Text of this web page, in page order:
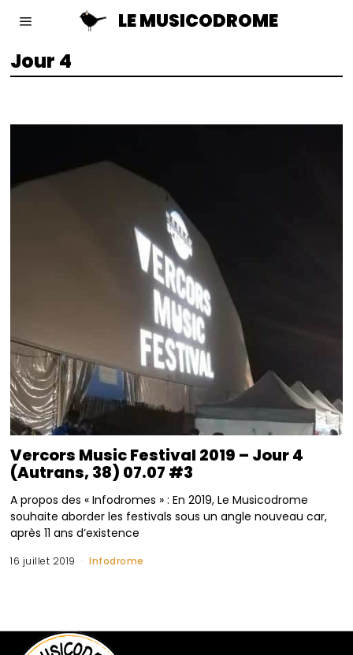
LE MUSICODROME
Jour 4
Vercors Music Festival 2019 – Jour 4
(Autrans, 38) 07.07 #3
A propos des « Infodromes » : En 2019, Le Musicodrome
souhaite aborder les festivals sous un angle nouveau car,
après 11 ans d’existence
16 juillet 2019 Infodrome